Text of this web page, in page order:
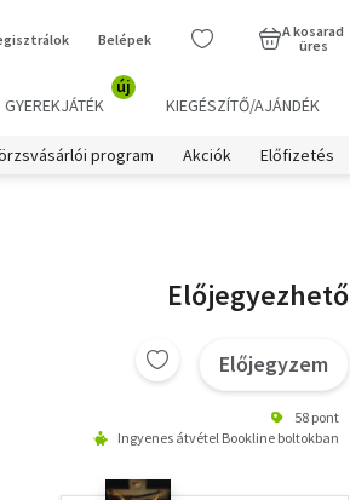
Belépek
A kosarad
üres
GYEREKJÁTÉK
új
KIEGÉSZÍTŐ/AJÁNDÉK
program Akciók Előfizetés
Előjegyezhető
Előjegyzem
58 pont
Ingyenes átvétel Bookline boltokban